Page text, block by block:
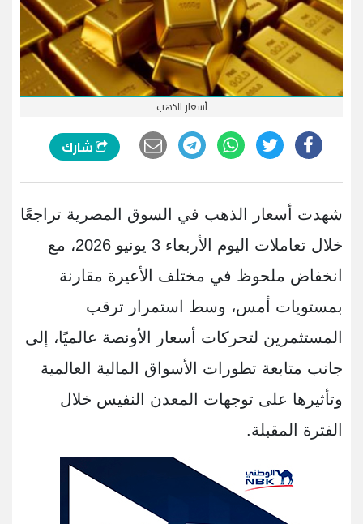
أسعار الذهب
شارك
شهدت أسعار الذهب في السوق المصرية تراجعًا
خلال تعاملات اليوم الأربعاء 3 يونيو 2026، مع
انخفاض ملحوظ في مختلف الأعيرة مقارنة
بمستويات أمس، وسط استمرار ترقب
المستثمرين لتحركات أسعار الأونصة عالميًا، إلى
جانب متابعة تطورات الأسواق المالية العالمية
وتأثيرها على توجهات المعدن النفيس خلال
الفترة المقبلة.